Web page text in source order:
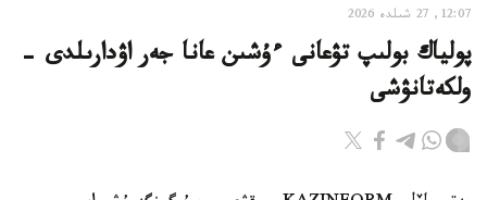
12:07, 27 شىلدە 2026
پولياك بولىپ تۋعانى ءۇشىن عانا جەر اۋدارىلدى -
ولكەتانۋشى